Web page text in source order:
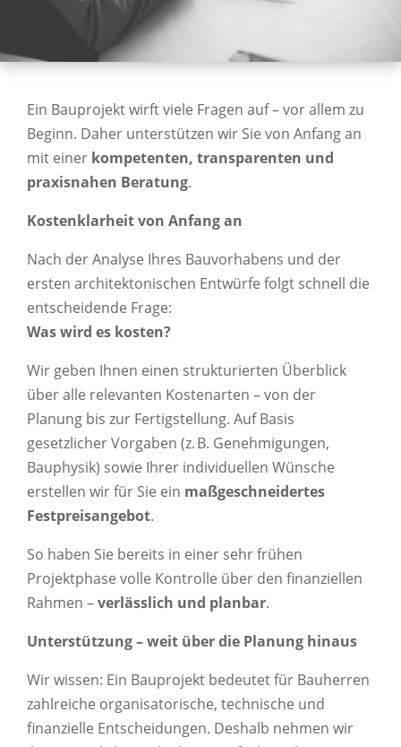
Ein Bauprojekt wirft viele Fragen auf – vor allem zu
Beginn. Daher unterstützen wir Sie von Anfang an
mit einer kompetenten, transparenten und
praxisnahen Beratung.
Kostenklarheit von Anfang an
Nach der Analyse Ihres Bauvorhabens und der
ersten architektonischen Entwürfe folgt schnell die
entscheidende Frage:
Was wird es kosten?
Wir geben Ihnen einen strukturierten Überblick
über alle relevanten Kostenarten – von der
Planung bis zur Fertigstellung. Auf Basis
gesetzlicher Vorgaben (z. B. Genehmigungen,
Bauphysik) sowie Ihrer individuellen Wünsche
erstellen wir für Sie ein maßgeschneidertes
Festpreisangebot.
So haben Sie bereits in einer sehr frühen
Projektphase volle Kontrolle über den finanziellen
Rahmen –verlässlich und planbar.
Unterstützung – weit über die Planung hinaus
Wir wissen: Ein Bauprojekt bedeutet für Bauherren
zahlreiche organisatorische, technische und
finanzielle Entscheidungen. Deshalb nehmen wir